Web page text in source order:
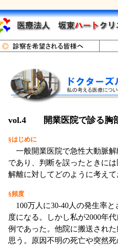
vol.4 開業医院で診る胸
§はじめに
一般開業医院で急性大動脈解
であり、判断を誤ったときに
解離に対してどのように考え
§頻度
100万人に30-40人の発生率と
度になる。しかし私が2000年
例であった。他院に搬送され
思う。原因不明の死亡や突然